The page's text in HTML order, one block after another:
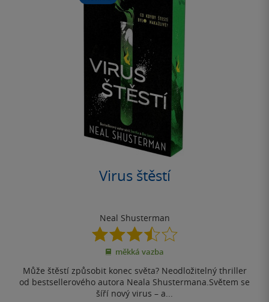
Virus štěstí
Neal Shusterman
3.5
z
5
měkká vazba
Může štěstí způsobit konec světa? Neodložitelný thriller
od bestsellerového autora Neala Shustermana.Světem se
šíří nový virus – a...